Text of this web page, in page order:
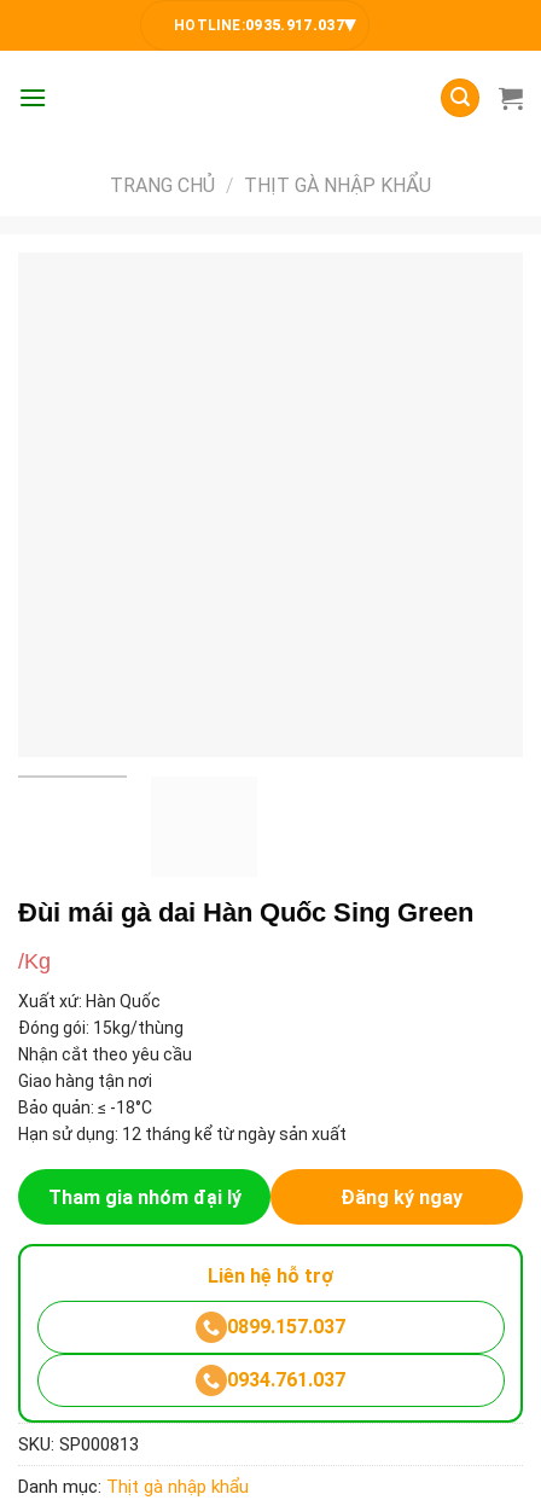
HOTLINE:0935.917.037▾
TRANG CHỦ / THỊT GÀ NHẬP KHẨU
Đùi mái gà dai Hàn Quốc Sing Green
/Kg
Xuất xứ: Hàn Quốc
Đóng gói: 15kg/thùng
Nhận cắt theo yêu cầu
Giao hàng tận nơi
Bảo quản: ≤ -18°C
Hạn sử dụng: 12 tháng kể từ ngày sản xuất
Tham gia nhóm đại lý Đăng ký ngay
Liên hệ hỗ trợ
0899.157.037
0934.761.037
SKU: SP000813
Danh mục: Thịt gà nhập khẩu